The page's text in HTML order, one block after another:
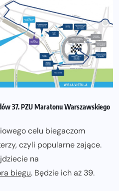
37. PZU Maratonu Warszawskiego
celu biegaczom
czyli popularne zające.
na
biegu. Będzie ich aż 39.